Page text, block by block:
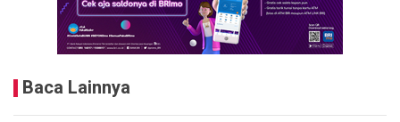
Baca Lainnya